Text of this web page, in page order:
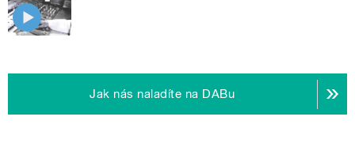
Jak nás naladíte na DABu